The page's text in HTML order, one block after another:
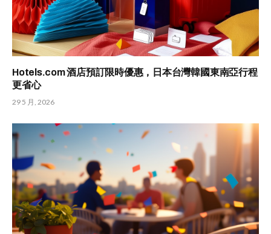
Hotels.com 酒店預訂限時優惠，日本台灣韓國東南亞行程
更省心
29 5 月, 2026